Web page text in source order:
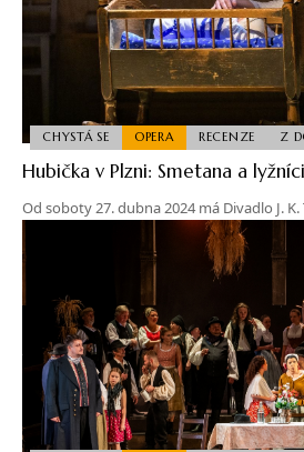
CHYSTÁ SE OPERA RECENZE Z
Hubička v Plzni: Smetana a lyžníci
Od soboty 27. dubna 2024 má Divadlo J.